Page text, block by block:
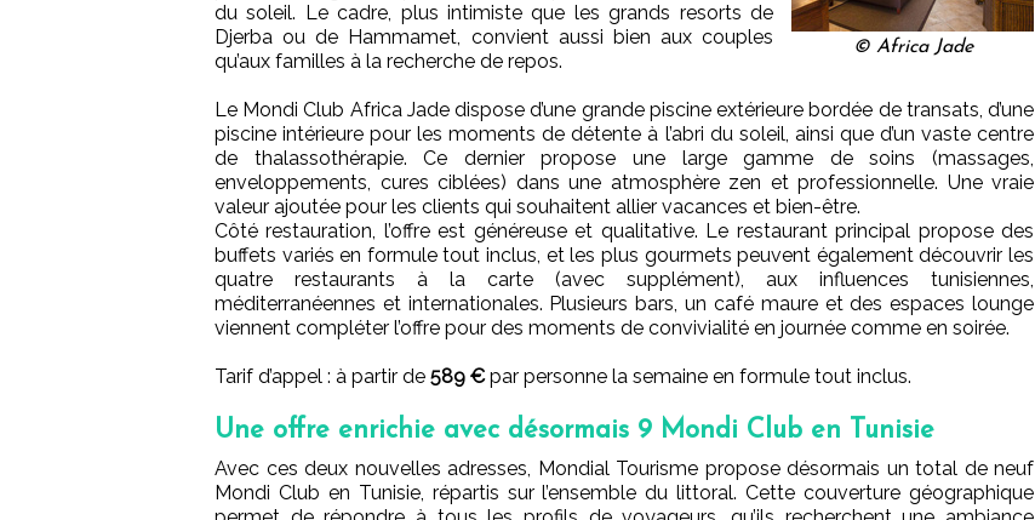
© Africa Jade
du soleil. Le cadre, plus intimiste que les grands resorts de
Djerba ou de Hammamet, convient aussi bien aux couples
qu’aux familles à la recherche de repos.
Le Mondi Club Africa Jade dispose d’une grande piscine extérieure bordée de transats, d’une
piscine intérieure pour les moments de détente à l’abri du soleil, ainsi que d’un vaste centre
de thalassothérapie. Ce dernier propose une large gamme de soins (massages,
enveloppements, cures ciblées) dans une atmosphère zen et professionnelle. Une vraie
valeur ajoutée pour les clients qui souhaitent allier vacances et bien-être.
Côté restauration, l’offre est généreuse et qualitative. Le restaurant principal propose des
buffets variés en formule tout inclus, et les plus gourmets peuvent également découvrir les
quatre restaurants à la carte (avec supplément), aux influences tunisiennes,
méditerranéennes et internationales. Plusieurs bars, un café maure et des espaces lounge
viennent compléter l’offre pour des moments de convivialité en journée comme en soirée.
Tarif d’appel : à partir de 589 €par personne la semaine en formule tout inclus.
Une offre enrichie avec désormais 9 Mondi Club en Tunisie
Avec ces deux nouvelles adresses, Mondial Tourisme propose désormais un total de neuf
Mondi Club en Tunisie, répartis sur l’ensemble du littoral. Cette couverture géographique